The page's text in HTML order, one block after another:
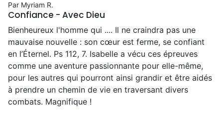
Par Myriam R.
Confiance - Avec Dieu
Bienheureux l'homme qui .... Il ne craindra pas une
mauvaise nouvelle : son cœur est ferme, se confiant
en l’Éternel. Ps 112, 7. Isabelle a vécu ces épreuves
comme une aventure passionnante pour elle-même,
pour les autres qui pourront ainsi grandir et être aidés
à prendre un chemin de vie en traversant divers
combats. Magnifique !